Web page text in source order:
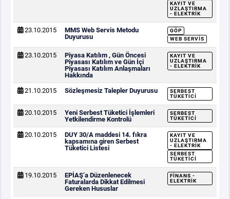
KAYIT VE
UZLAŞTIRMA
- ELEKTRIK
23.10.2015
MMS Web Servis Metodu
Duyurusu
GÖP
WEB SERVIS
23.10.2015
Piyasa Katılım , Gün Öncesi
Piyasası Katılım ve Gün İçi
Piyasası Katılım Anlaşmaları
Hakkında
KAYIT VE
UZLAŞTIRMA
- ELEKTRIK
21.10.2015 Sözleşmesiz Talepler Duyurusu
SERBEST
TÜKETICI
20.10.2015
Yeni Serbest Tüketici İşlemleri
Yetkilendirme Kontrolü
SERBEST
TÜKETICI
20.10.2015
DUY 30/A maddesi 14. fıkra
kapsamına giren Serbest
Tüketici Listesi
KAYIT VE
UZLAŞTIRMA
- ELEKTRIK
SERBEST
TÜKETICI
19.10.2015
EPİAŞ’a Düzenlenecek
Faturalarda Dikkat Edilmesi
Gereken Hususlar
FINANS -
ELEKTRIK